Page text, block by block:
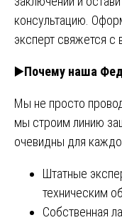
консультацию.
эксперт свяжется
▶️Почему наша
Мы не просто
мы строим линию
очевидны для
Штатные
техническим
Собственная